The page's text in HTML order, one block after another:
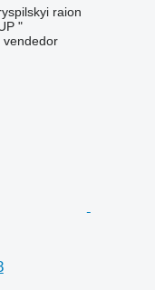
raion
"
vendedor